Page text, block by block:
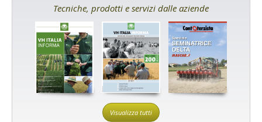
Tecniche, prodotti e servizi dalle aziende
Visualizza tutti